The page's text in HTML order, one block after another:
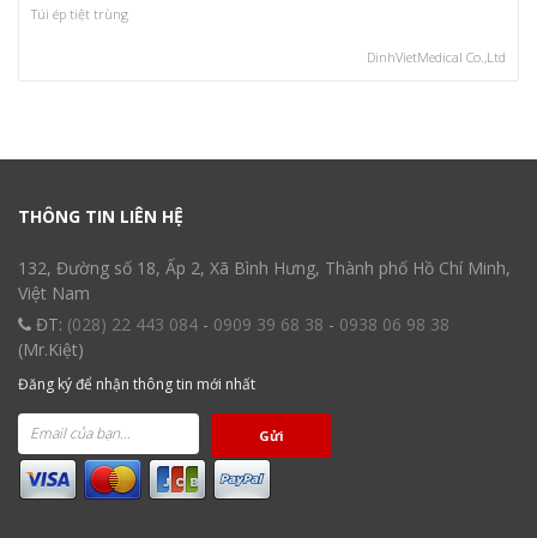
Túi ép tiệt trùng
DinhVietMedical Co.,Ltd
THÔNG TIN LIÊN HỆ
132, Đường số 18, Ấp 2, Xã Bình Hưng, Thành phố Hồ Chí Minh,
Việt Nam
ĐT: (028) 22 443 084 - 0909 39 68 38 - 0938 06 98 38
(Mr.Kiệt)
Đăng ký để nhận thông tin mới nhất
Gửi